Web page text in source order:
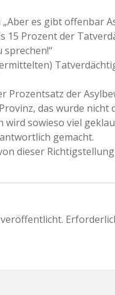
es gibt offenbar
15 Prozent der
Prozentsatz der
das wurde nicht
wird sowieso viel
gemacht.
dieser